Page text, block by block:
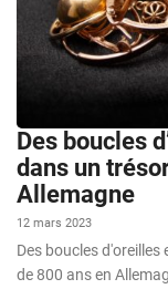
Des boucles
dans un
Allemagne
12 mars 2023
Des boucles
de 800 ans en